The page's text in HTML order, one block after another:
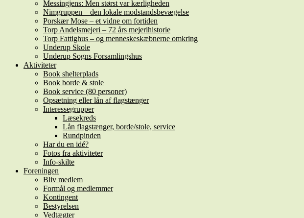
Messingjens: Men størst var kærligheden
Nimgruppen – den lokale modstandsbevægelse
Porskær Mose – et vidne om fortiden
Torp Andelsmejeri – 72 års mejerihistorie
Torp Fattighus – og menneskeskæbnerne omkring
Underup Skole
Underup Sogns Forsamlingshus
Aktiviteter
Book shelterplads
Book borde & stole
Book service (80 personer)
Opsætning eller lån af flagstænger
Interessegrupper
Læsekreds
Lån flagstænger, borde/stole, service
Rundpinden
Har du en idé?
Fotos fra aktiviteter
Info-skilte
Foreningen
Bliv medlem
Formål og medlemmer
Kontingent
Bestyrelsen
Vedtægter